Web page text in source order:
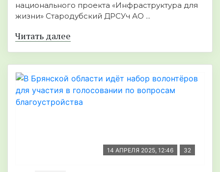
национального проекта «Инфраструктура для
жизни» Стародубский ДРСУч АО ...
Читать далее
14 АПРЕЛЯ 2025, 12:46 32